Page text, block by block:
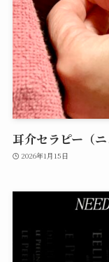
耳介セラピー（
2026年1月15日